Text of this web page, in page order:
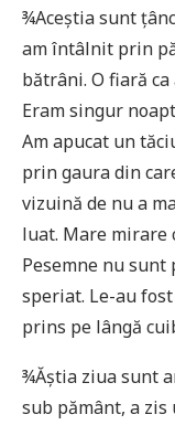
¾Aceștia sunt
am întâlnit prin
bătrâni. O fiară
Eram singur
Am apucat un
prin gaura din
vizuină de nu a
luat. Mare mirare
Pesemne nu
speriat. Le-au
prins pe lângă
¾Ăștia ziua sunt
sub pământ, a